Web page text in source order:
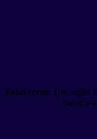
Fatal error: Uncaught
hangos-